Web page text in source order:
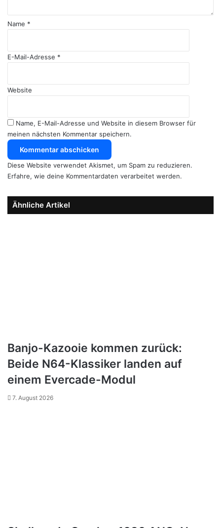
*
Name *
E-Mail-Adresse *
Website
Name, E-Mail-Adresse und Website in diesem Browser für
meinen nächsten Kommentar speichern.
Diese Website verwendet Akismet, um Spam zu reduzieren.
Erfahre, wie deine Kommentardaten verarbeitet werden.
Ähnliche Artikel
Banjo-Kazooie kommen zurück:
Beide N64-Klassiker landen auf
einem Evercade-Modul
7. August 2026